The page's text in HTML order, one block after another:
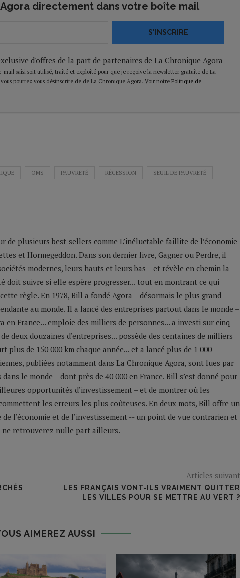
directement dans votre boîte mail
S'INSCRIRE
d'offres de la part de partenaires de La Chronique Agora
mail saisi soit utilisé, traité et exploité pour que je reçoive la newsletter gratuite de La
pourrez vous désinscrire de de La Chronique Agora. Voir notre Politique de
OMS PAUVRETÉ RÉCESSION SEUIL DE PAUVRETÉ
de plusieurs best-sellers comme L’inéluctable faillite de l’économie
et Hormegeddon. Dans son dernier livre, Gagner ou Perdre, il
modernes, leurs hauts et leurs bas – et révèle en chemin la
doit suivre si elle espère progresser... tout en montrant ce qui
règle. En 1978, Bill a fondé Agora – désormais le plus grand
au monde. Il a lancé des entreprises partout dans le monde –
en France... emploie des milliers de personnes... a investi sur cinq
deux douzaines d’entreprises... possède des centaines de milliers
plus de 150 000 km chaque année... et a lancé plus de 1 000
publiées notamment dans La Chronique Agora, sont lues par
le monde – dont près de 40 000 en France. Bill s’est donné pour
opportunités d’investissement – et de montrer où les
les erreurs les plus coûteuses. En deux mots, Bill offre un
l’économie et de l’investissement -- un point de vue contrarien et
ne retrouverez nulle part ailleurs.
Articles suivant
LES FRANÇAIS VONT-ILS VRAIMENT QUITTER
LES VILLES POUR SE METTRE AU VERT ?
AIMEREZ AUSSI